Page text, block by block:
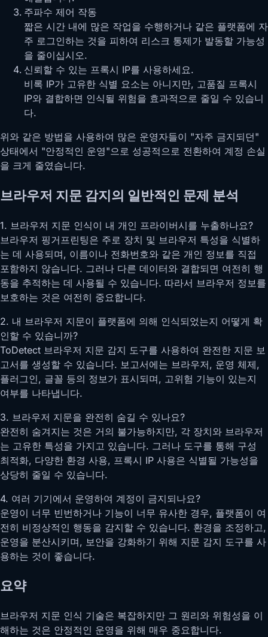
주파수 제어 작동
짧은 시간 내에 많은 작업을 수행하거나 같은 플랫폼에 자
주 로그인하는 것을 피하여 리스크 통제가 발동할 가능성
을 줄이십시오.
신뢰할 수 있는 프록시 IP를 사용하세요.
비록 IP가 고유한 식별 요소는 아니지만, 고품질 프록시
IP와 결합하면 인식될 위험을 효과적으로 줄일 수 있습니
다.
위와 같은 방법을 사용하여 많은 운영자들이 "자주 금지되던"
상태에서 "안정적인 운영"으로 성공적으로 전환하여 계정 손실
을 크게 줄였습니다.
브라우저 지문 감지의 일반적인 문제 분석
1. 브라우저 지문 인식이 내 개인 프라이버시를 누출하나요?
브라우저 핑거프린팅은 주로 장치 및 브라우저 특성을 식별하
는 데 사용되며, 이름이나 전화번호와 같은 개인 정보를 직접
포함하지 않습니다. 그러나 다른 데이터와 결합되면 여전히 행
동을 추적하는 데 사용될 수 있습니다. 따라서 브라우저 정보를
보호하는 것은 여전히 중요합니다.
2. 내 브라우저 지문이 플랫폼에 의해 인식되었는지 어떻게 확
인할 수 있습니까?
ToDetect 브라우저 지문 감지 도구를 사용하여 완전한 지문 보
고서를 생성할 수 있습니다. 보고서에는 브라우저, 운영 체제,
플러그인, 글꼴 등의 정보가 표시되며, 고위험 기능이 있는지
여부를 나타냅니다.
3. 브라우저 지문을 완전히 숨길 수 있나요?
완전히 숨겨지는 것은 거의 불가능하지만, 각 장치와 브라우저
는 고유한 특성을 가지고 있습니다. 그러나 도구를 통해 구성
최적화, 다양한 환경 사용, 프록시 IP 사용은 식별될 가능성을
상당히 줄일 수 있습니다.
4. 여러 기기에서 운영하여 계정이 금지되나요?
운영이 너무 빈번하거나 기능이 너무 유사한 경우, 플랫폼이 여
전히 비정상적인 행동을 감지할 수 있습니다. 환경을 조정하고,
운영을 분산시키며, 보안을 강화하기 위해 지문 감지 도구를 사
용하는 것이 좋습니다.
요약
브라우저 지문 인식 기술은 복잡하지만 그 원리와 위험성을 이
해하는 것은 안정적인 운영을 위해 매우 중요합니다.